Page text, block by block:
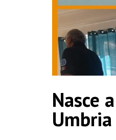
Nasce
Umbria